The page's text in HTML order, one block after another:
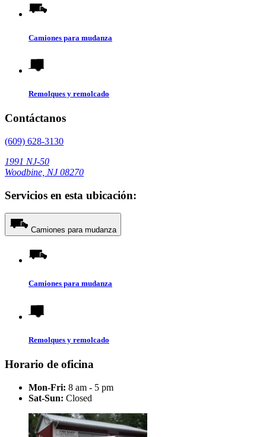
Camiones para mudanza
Remolques y remolcado
Contáctanos
(609) 628-3130
1991 NJ-50
Woodbine, NJ 08270
Servicios en esta ubicación:
Camiones para mudanza
Camiones para mudanza
Remolques y remolcado
Horario de oficina
Mon-Fri: 8 am - 5 pm
Sat-Sun: Closed